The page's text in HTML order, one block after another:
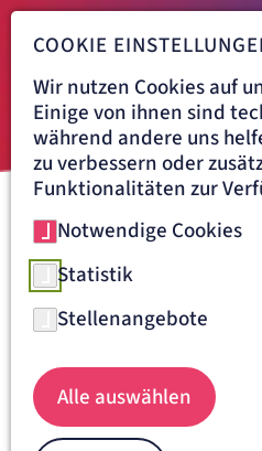
Navigationspfad
ARTEMED 06.03.2026
Neue
Intensivstation
eröffnet
Artemed, 06.03.2026
COOKIE
Wir nutzen Cookies auf
Einige von ihnen sind
während andere uns
zu verbessern oder
Funktionalitäten zur
Notwendige Cookies
Statistik
Stellenangebote
Alle auswählen